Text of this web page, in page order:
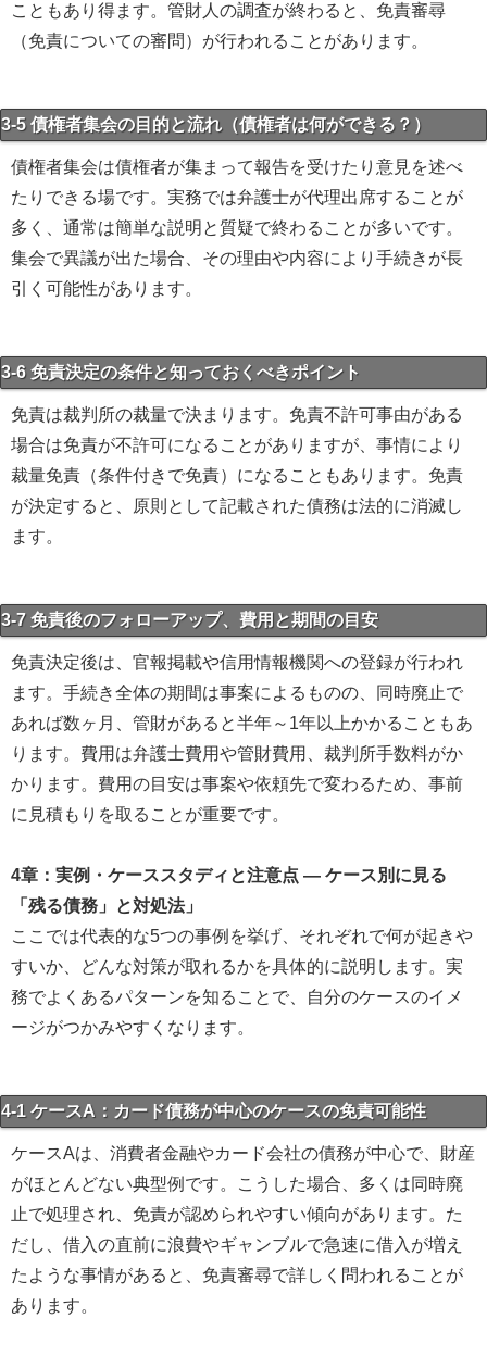
こともあり得ます。管財人の調査が終わると、免責審尋
（免責についての審問）が行われることがあります。
3-5 債権者集会の目的と流れ（債権者は何ができる？）
債権者集会は債権者が集まって報告を受けたり意見を述べ
たりできる場です。実務では弁護士が代理出席することが
多く、通常は簡単な説明と質疑で終わることが多いです。
集会で異議が出た場合、その理由や内容により手続きが長
引く可能性があります。
3-6 免責決定の条件と知っておくべきポイント
免責は裁判所の裁量で決まります。免責不許可事由がある
場合は免責が不許可になることがありますが、事情により
裁量免責（条件付きで免責）になることもあります。免責
が決定すると、原則として記載された債務は法的に消滅し
ます。
3-7 免責後のフォローアップ、費用と期間の目安
免責決定後は、官報掲載や信用情報機関への登録が行われ
ます。手続き全体の期間は事案によるものの、同時廃止で
あれば数ヶ月、管財があると半年～1年以上かかることもあ
ります。費用は弁護士費用や管財費用、裁判所手数料がか
かります。費用の目安は事案や依頼先で変わるため、事前
に見積もりを取ることが重要です。
4章：実例・ケーススタディと注意点 ― ケース別に見る
「残る債務」と対処法」
ここでは代表的な5つの事例を挙げ、それぞれで何が起きや
すいか、どんな対策が取れるかを具体的に説明します。実
務でよくあるパターンを知ることで、自分のケースのイメ
ージがつかみやすくなります。
4-1 ケースA：カード債務が中心のケースの免責可能性
ケースAは、消費者金融やカード会社の債務が中心で、財産
がほとんどない典型例です。こうした場合、多くは同時廃
止で処理され、免責が認められやすい傾向があります。た
だし、借入の直前に浪費やギャンブルで急速に借入が増え
たような事情があると、免責審尋で詳しく問われることが
あります。